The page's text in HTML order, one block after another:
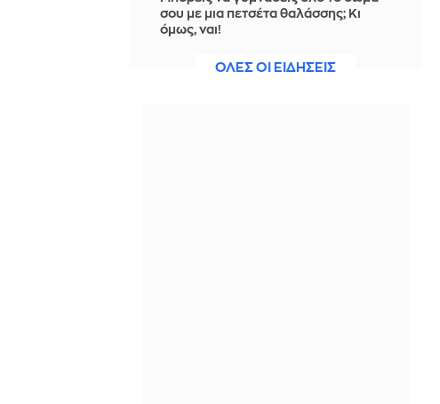
σου με μια πετσέτα θαλάσσης; Κι
όμως, ναι!
ΟΛΕΣ ΟΙ ΕΙΔΗΣΕΙΣ